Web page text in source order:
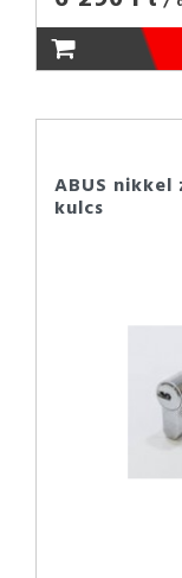
ABUS
kulcs